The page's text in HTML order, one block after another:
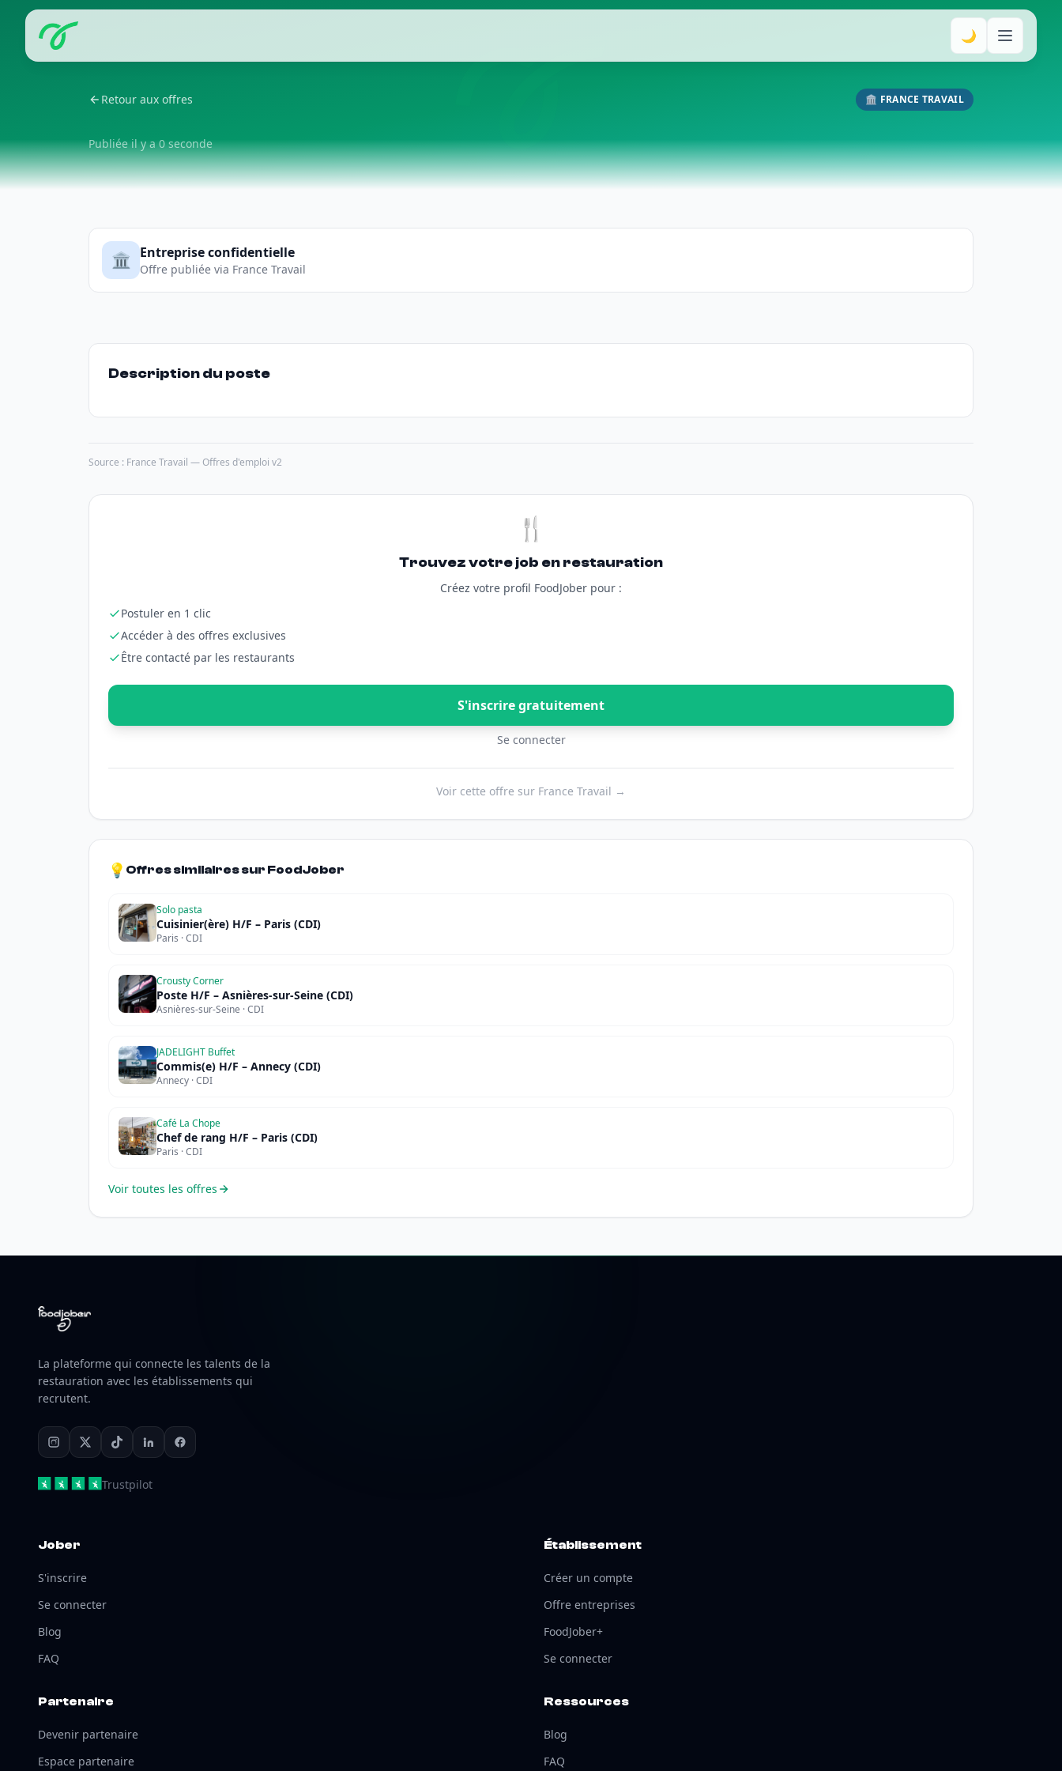
🌙
Retour aux offres 🏛️ FRANCE TRAVAIL
Publiée il y a 0 seconde
🏛️ Entreprise confidentielle
Offre publiée via France Travail
Description du poste
Source : France Travail — Offres d'emploi v2
🍴
Trouvez votre job en restauration
Créez votre profil FoodJober pour :
Postuler en 1 clic
Accéder à des offres exclusives
Être contacté par les restaurants
S'inscrire gratuitement
Se connecter
Voir cette offre sur France Travail →
💡 Offres similaires sur FoodJober
Solo pasta
Cuisinier(ère) H/F – Paris (CDI)
Paris · CDI
Crousty Corner
Poste H/F – Asnières-sur-Seine (CDI)
Asnières-sur-Seine · CDI
JADELIGHT Buffet
Commis(e) H/F – Annecy (CDI)
Annecy · CDI
Café La Chope
Chef de rang H/F – Paris (CDI)
Paris · CDI
Voir toutes les offres
La plateforme qui connecte les talents de la
restauration avec les établissements qui
recrutent.
Trustpilot
Jober
S'inscrire
Se connecter
Blog
FAQ
Établissement
Créer un compte
Offre entreprises
FoodJober+
Se connecter
Partenaire
Devenir partenaire
Espace partenaire
Ressources
Blog
FAQ